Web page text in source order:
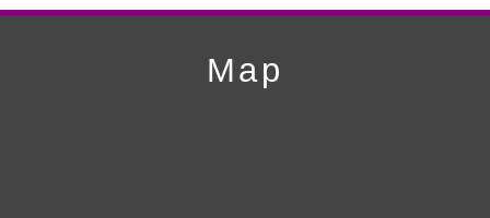
第12回人形供養祭平成22年3月9日
平成21年12月4日
Map